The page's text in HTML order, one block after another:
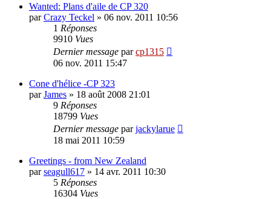
Wanted: Plans d'aile de CP 320
parCrazy Teckel » 06 nov. 2011 10:56
1 Réponses
9910 Vues
Dernier message parcp1315
06 nov. 2011 15:47
Cone d'hélice -CP 323
parJames » 18 août 2008 21:01
9 Réponses
18799 Vues
Dernier message parjackylarue
18 mai 2011 10:59
Greetings - from New Zealand
parseagull617 » 14 avr. 2011 10:30
5 Réponses
16304 Vues